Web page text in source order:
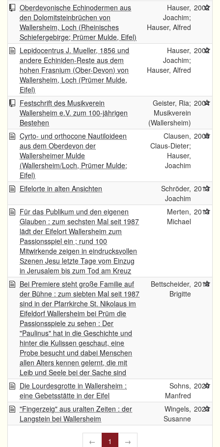
Oberdevonische Echinodermen aus
den Dolomitsteinbrüchen von
Wallersheim, Loch (Rheinisches
Schiefergebirge; Prümer Mulde, Eifel)
Hauser,
Joachim;
Hauser, Alfred
2002
Lepidocentrus J. Mueller, 1856 und
andere Echiniden-Reste aus dem
hohen Frasnium (Ober-Devon) von
Wallersheim, Loch (Prümer Mulde,
Eifel)
Hauser,
Joachim;
Hauser, Alfred
2002
Festschrift des Musikverein
Wallersheim e.V. zum 100-jährigen
Bestehen
Geister, Ria;
Musikverein
(Wallersheim)
2004
Cyrto- und orthocone Nautiloideen
aus dem Oberdevon der
Wallersheimer Mulde
(Wallersheim/Loch, Prümer Mulde;
Eifel)
Clausen,
Claus-Dieter;
Hauser,
Joachim
2005
Eifelorte in alten Ansichten
Schröder,
Joachim
2013
Für das Publikum und den eigenen
Glauben : zum sechsten Mal seit 1987
lädt der Eifelort Wallersheim zum
Passionsspiel ein ; rund 100
Mitwirkende zeigen in eindrucksvollen
Szenen Jesu letzte Tage vom Einzug
in Jerusalem bis zum Tod am Kreuz
Merten,
Michael
2013
Bei Premiere steht große Familie auf
der Bühne : zum siebten Mal seit 1987
sind in der Pfarrkirche St. Nikolaus im
Eifeldorf Wallersheim bei Prüm die
Passionsspiele zu sehen : Der
"Paulinus" hat in die Geschichte und
hinter die Kulissen geschaut, eine
Probe besucht und dabei Menschen
allen Alters kennen gelernt, die mit
Leib und Seele bei der Sache sind
Bettscheider,
Brigitte
2018
Die Lourdesgrotte in Wallersheim :
eine Gebetsstätte in der Eifel
Sohns,
Manfred
2020
"Fingerzeig" aus uralten Zeiten : der
Langstein bei Wallersheim
Wingels,
Susanne
2023
← 1 →